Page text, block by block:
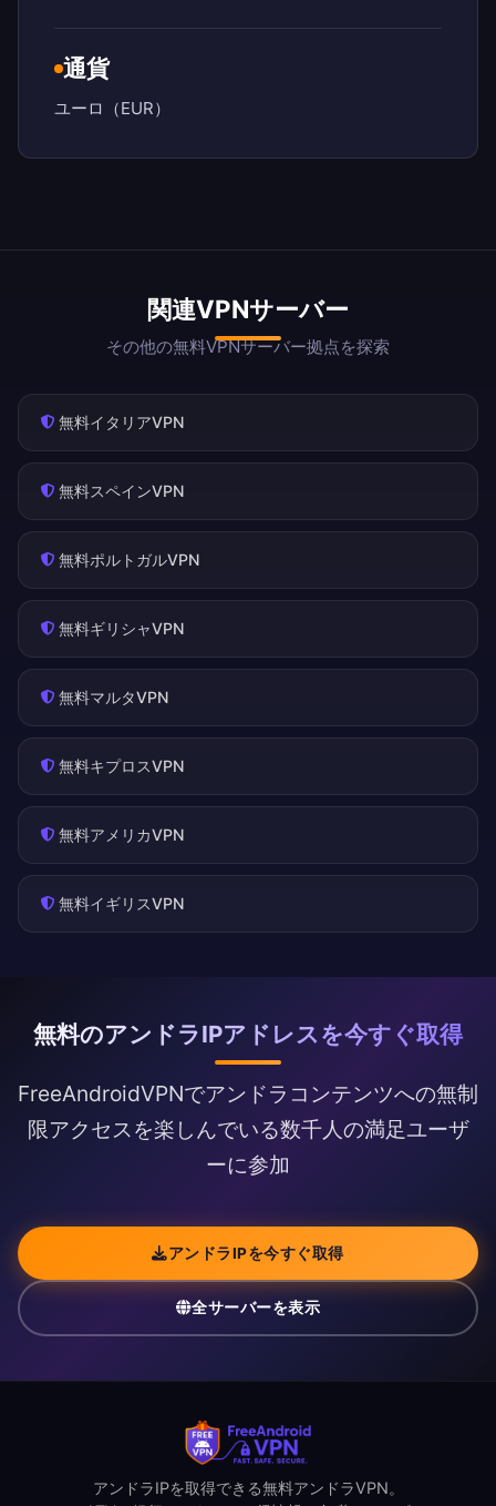
通貨
ユーロ（EUR）
関連VPNサーバー
その他の無料VPNサーバー拠点を探索
無料イタリアVPN
無料スペインVPN
無料ポルトガルVPN
無料ギリシャVPN
無料マルタVPN
無料キプロスVPN
無料アメリカVPN
無料イギリスVPN
無料のアンドラIPアドレスを今すぐ取得
FreeAndroidVPNでアンドラコンテンツへの無制
限アクセスを楽しんでいる数千人の満足ユーザ
ーに参加
アンドラIPを今すぐ取得
全サーバーを表示
アンドラIPを取得できる無料アンドラVPN。